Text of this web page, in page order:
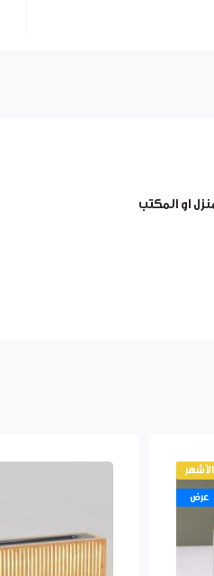
او المكتب
الأشهر
عرض